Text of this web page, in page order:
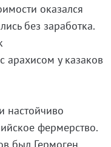
оказался
без заработка.
арахисом у казаков
настойчиво
фермерство.